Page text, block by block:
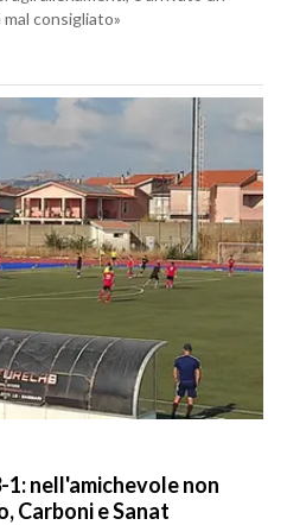
consigliato»
1: nell'amichevole non
Carboni e Sanat